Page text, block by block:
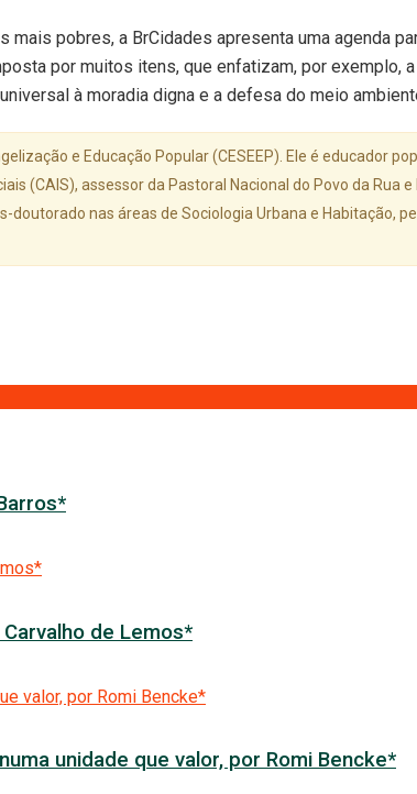
pobres, a BrCidades apresenta uma agenda
por muitos itens, que enfatizam, por exemplo,
à moradia digna e a defesa do meio
e Educação Popular (CESEEP). Ele é educador
(CAIS), assessor da Pastoral Nacional do Povo da Rua
nas áreas de Sociologia Urbana e Habitação,
de Lemos*
unidade que valor, por Romi Bencke*